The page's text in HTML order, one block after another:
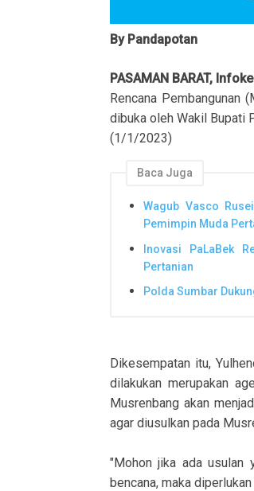
By Pandapotan
PASAMAN BARAT,
Rencana Pembangunan
dibuka oleh Wakil Bupati
(1/1/2023)
Baca Juga
Wagub Vasco
Pemimpin Muda
Inovasi PaLaBek
Pertanian
Polda Sumbar
Dikesempatan itu,
dilakukan merupakan
Musrenbang akan
agar diusulkan pada
"Mohon jika ada usulan
bencana, maka